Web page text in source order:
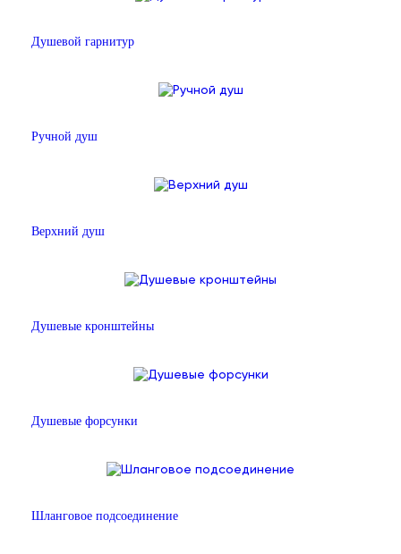
Душевой гарнитур
Ручной душ
Верхний душ
Душевые кронштейны
Душевые форсунки
Шланговое подсоединение